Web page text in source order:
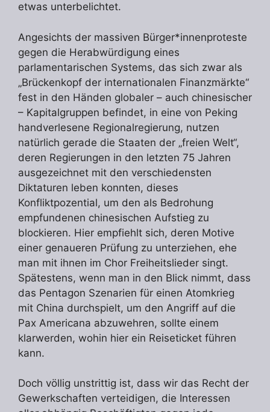
etwas unterbelichtet.
Angesichts der massiven Bürger*innenproteste
gegen die Herabwürdigung eines
parlamentarischen Systems, das sich zwar als
„Brückenkopf der internationalen Finanzmärkte“
fest in den Händen globaler – auch chinesischer
– Kapitalgruppen befindet, in eine von Peking
handverlesene Regionalregierung, nutzen
natürlich gerade die Staaten der „freien Welt“,
deren Regierungen in den letzten 75 Jahren
ausgezeichnet mit den verschiedensten
Diktaturen leben konnten, dieses
Konfliktpozential, um den als Bedrohung
empfundenen chinesischen Aufstieg zu
blockieren. Hier empfiehlt sich, deren Motive
einer genaueren Prüfung zu unterziehen, ehe
man mit ihnen im Chor Freiheitslieder singt.
Spätestens, wenn man in den Blick nimmt, dass
das Pentagon Szenarien für einen Atomkrieg
mit China durchspielt, um den Angriff auf die
Pax Americana abzuwehren, sollte einem
klarwerden, wohin hier ein Reiseticket führen
kann.
Doch völlig unstrittig ist, dass wir das Recht der
Gewerkschaften verteidigen, die Interessen